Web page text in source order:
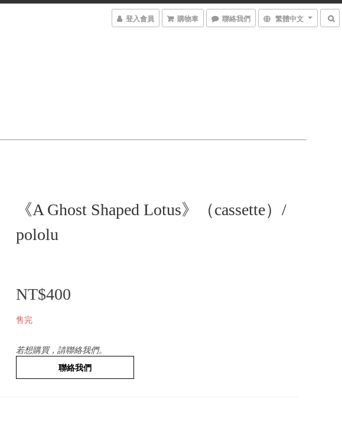
登入會員 購物車 聯絡我們 繁體中文
《A Ghost Shaped Lotus》（cassette）/
pololu
NT$400
售完
若想購買，請聯絡我們。
聯絡我們